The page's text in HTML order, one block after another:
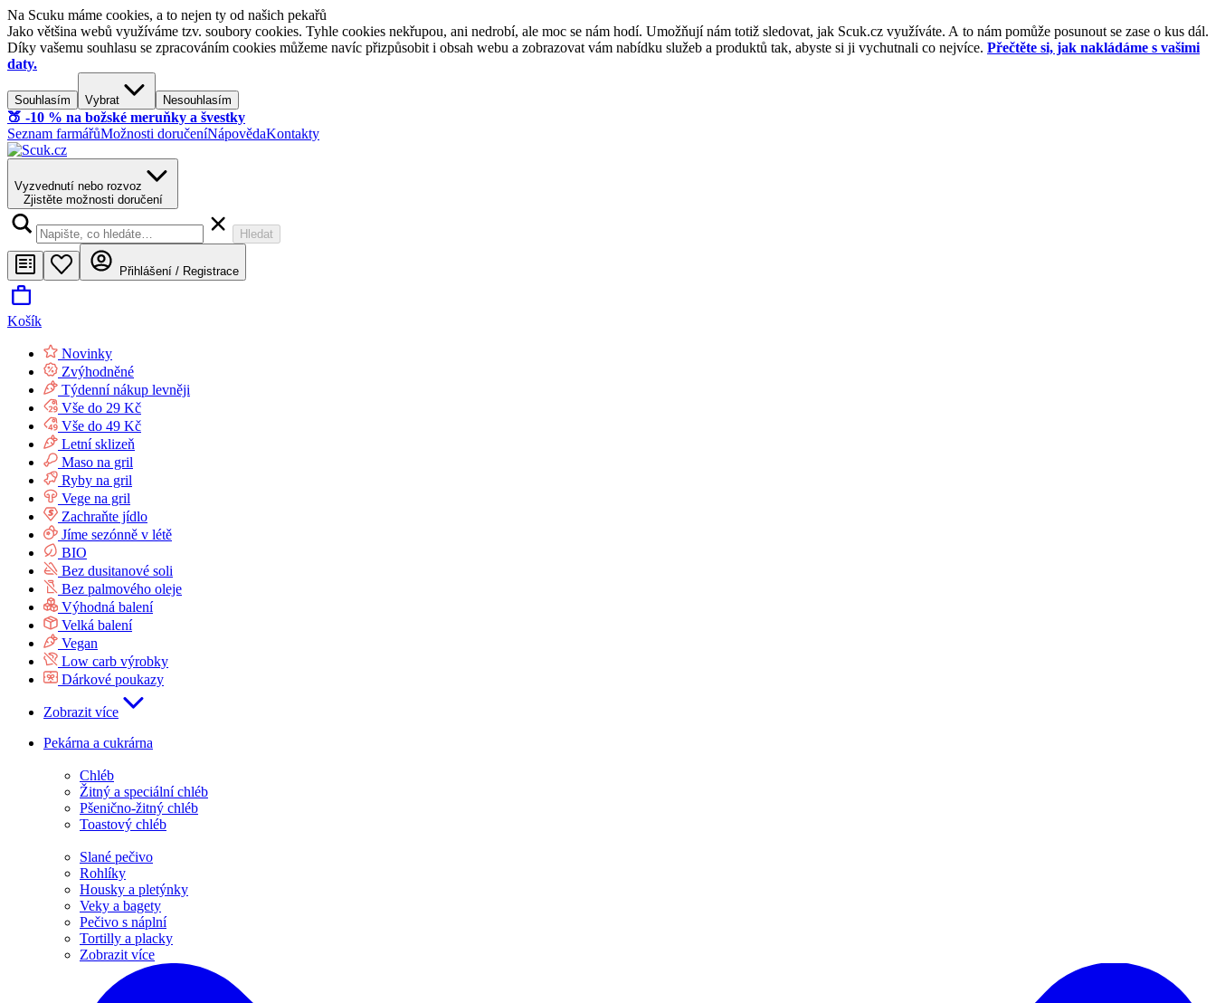
Na Scuku máme cookies, a to nejen ty od našich pekařů
Jako většina webů využíváme tzv. soubory cookies. Tyhle cookies nekřupou, ani nedrobí, ale moc se nám hodí. Umožňují nám totiž sledovat, jak Scuk.cz využíváte. A to nám pomůže posunout se zase o kus dál.
Díky vašemu souhlasu se zpracováním cookies můžeme navíc přizpůsobit i obsah webu a zobrazovat vám nabídku služeb a produktů tak, abyste si ji vychutnali co nejvíce. Přečtěte si, jak nakládáme s vašimi
daty.
Souhlasím Vybrat Nesouhlasím
🍑​ -10 % na božské meruňky a švestky
Seznam farmářůMožnosti doručeníNápovědaKontakty
Vyzvednutí nebo rozvoz
Zjistěte možnosti doručení
Hledat
Přihlášení / Registrace
Košík
Novinky
Zvýhodněné
Týdenní nákup levněji
Vše do 29 Kč
Vše do 49 Kč
Letní sklizeň
Maso na gril
Ryby na gril
Vege na gril
Zachraňte jídlo
Jíme sezónně v létě
BIO
Bez dusitanové soli
Bez palmového oleje
Výhodná balení
Velká balení
Vegan
Low carb výrobky
Dárkové poukazy
Zobrazit více
Pekárna a cukrárna
Chléb
Žitný a speciální chléb
Pšenično-žitný chléb
Toastový chléb
Slané pečivo
Rohlíky
Housky a pletýnky
Veky a bagety
Pečivo s náplní
Tortilly a placky
Zobrazit více